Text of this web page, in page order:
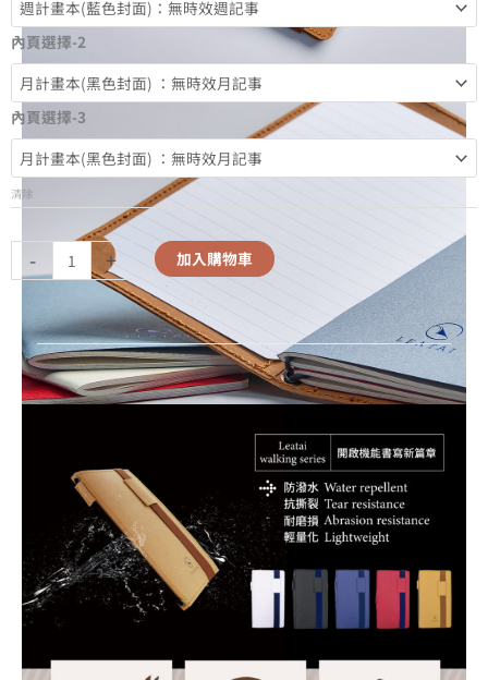
內頁選擇-2
內頁選擇-3
清除
- + 加入購物車